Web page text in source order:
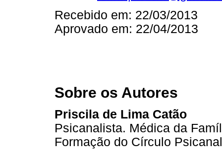
Recebido em: 22/03/2013
Aprovado em: 22/04/2013
Sobre os Autores
Priscila de Lima Catão
Psicanalista. Médica da
Formação do Círculo